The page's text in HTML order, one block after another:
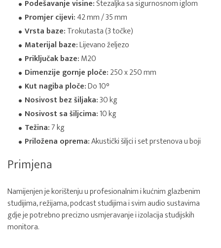
Podešavanje visine:Stezaljka sa sigurnosnom iglom
Promjer cijevi:42 mm / 35 mm
Vrsta baze:Trokutasta (3 točke)
Materijal baze:Lijevano željezo
Priključak baze:M20
Dimenzije gornje ploče:250 x 250 mm
Kut nagiba ploče:Do 10°
Nosivost bez šiljaka:30 kg
Nosivost sa šiljcima:10 kg
Težina:7 kg
Priložena oprema:Akustički šiljci i set prstenova u boji
Primjena
Namijenjen je korištenju u profesionalnim i kućnim glazbenim
studijima, režijama, podcast studijima i svim audio sustavima
gdje je potrebno precizno usmjeravanje i izolacija studijskih
monitora.